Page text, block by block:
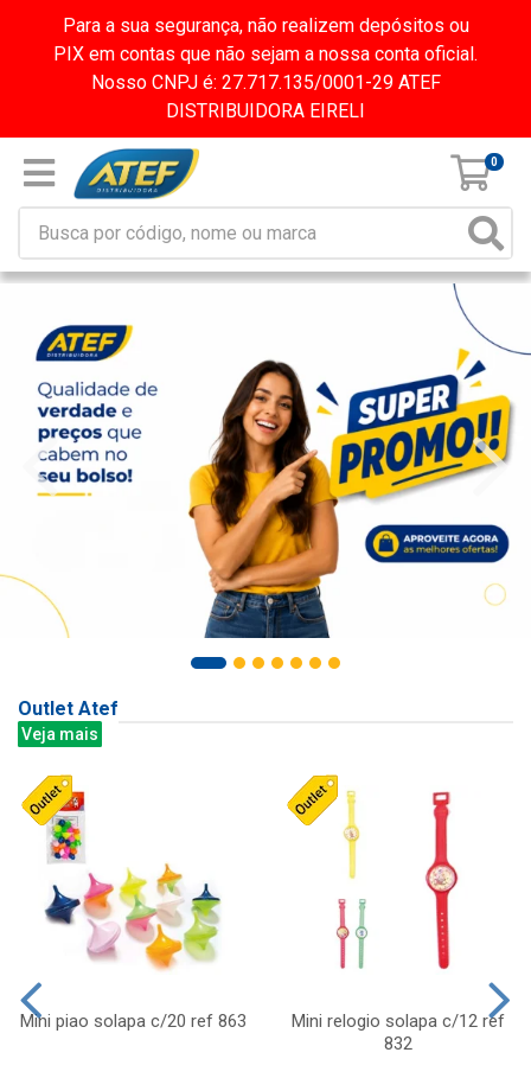
Para a sua segurança, não realizem depósitos ou
PIX em contas que não sejam a nossa conta oficial.
Nosso CNPJ é: 27.717.135/0001-29 ATEF
DISTRIBUIDORA EIRELI
0
Outlet Atef
Veja mais
Mini piao solapa c/20 ref 863
Mini relogio solapa c/12 ref
832